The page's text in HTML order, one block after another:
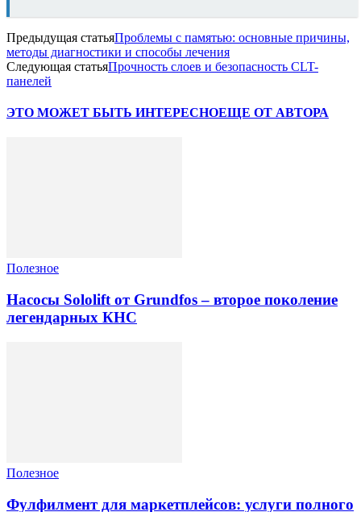
Предыдущая статьяПроблемы с памятью: основные причины,
методы диагностики и способы лечения
Следующая статьяПрочность слоев и безопасность CLT-
панелей
ЭТО МОЖЕТ БЫТЬ ИНТЕРЕСНОЕЩЕ ОТ АВТОРА
Полезное
Насосы Sololift от Grundfos – второе поколение
легендарных КНС
Полезное
Фулфилмент для маркетплейсов: услуги полного